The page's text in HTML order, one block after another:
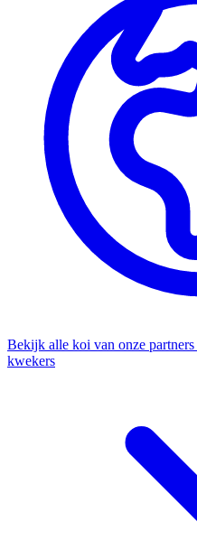
Bekijk alle koi van onze partners
kwekers